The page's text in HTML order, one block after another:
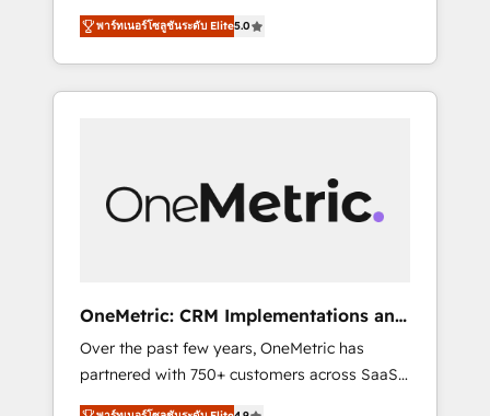
les fondations : des données unifiées, des
processus alignés. Ensuite l'augmentation :
l'IA là où elle crée de la valeur. Et surtout :
l'humain qui reste au centre. Parce que la
revenue operations across complex sales
cycles, multi system environments and global
SaaS or manufacturing teams. Trusted by
leading enterprises and fast growing scale
architecture 🔗 CRM migrations & End to end
integrations 🤖 AI workflows & enrichment 📘
rely on for scalable revenue insights.
พาร์ทเนอร์โซลูชันระดับ Elite5.0
OneMetric: CRM Implementations and
GTM engineering
Over the past few years, OneMetric has
partnered with 750+ customers across SaaS,
fintech, healthcare, real estate, and other